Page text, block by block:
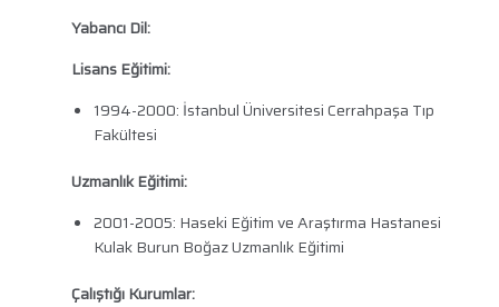
Yabancı Dil:
Lisans Eğitimi:
1994-2000: İstanbul Üniversitesi Cerrahpaşa Tıp
Fakültesi
Uzmanlık Eğitimi:
2001-2005: Haseki Eğitim ve Araştırma Hastanesi
Kulak Burun Boğaz Uzmanlık Eğitimi
Çalıştığı Kurumlar: